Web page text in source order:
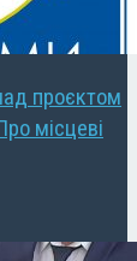
проєктом
місцеві